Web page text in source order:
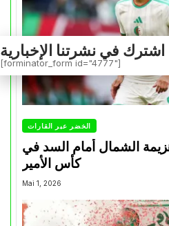
الخضر عبر القارات
الشمال أمام السد في
كأس الأمير
Mai 1, 2026
[forminator_form id="4777"]